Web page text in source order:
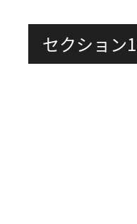
セクション